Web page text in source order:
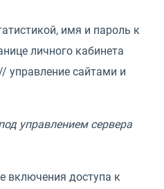
имя и пароль к
личного кабинета
управление сайтами и
управлением сервера
включения доступа к